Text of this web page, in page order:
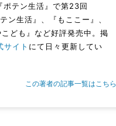
ポテン生活』で第23回
ン生活』、『もここー』、
ども』など好評発売中。掲
サイト にて日々更新してい
この著者の記事一覧はこちら